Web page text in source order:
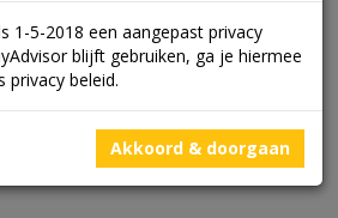
1-5-2018 een aangepast privacy
blijft gebruiken, ga je hiermee
privacy beleid.
Akkoord & doorgaan